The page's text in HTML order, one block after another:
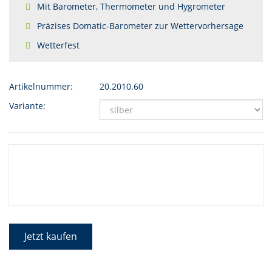
Mit Barometer, Thermometer und Hygrometer
Präzises Domatic-Barometer zur Wettervorhersage
Wetterfest
Artikelnummer:
20.2010.60
Variante:
Jetzt kaufen